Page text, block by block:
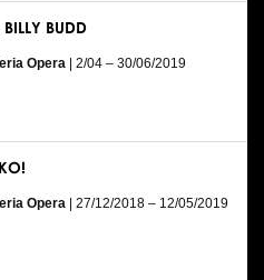
BUDD
Opera | 2/04 – 30/06/2019
Opera | 27/12/2018 – 12/05/2019